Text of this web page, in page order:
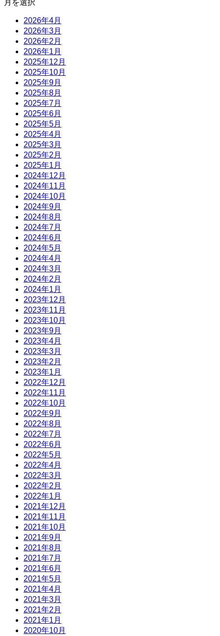
月を選択
2026年4月
2026年3月
2026年2月
2026年1月
2025年12月
2025年10月
2025年9月
2025年8月
2025年7月
2025年6月
2025年5月
2025年4月
2025年3月
2025年2月
2025年1月
2024年12月
2024年11月
2024年10月
2024年9月
2024年8月
2024年7月
2024年6月
2024年5月
2024年4月
2024年3月
2024年2月
2024年1月
2023年12月
2023年11月
2023年10月
2023年9月
2023年4月
2023年3月
2023年2月
2023年1月
2022年12月
2022年11月
2022年10月
2022年9月
2022年8月
2022年7月
2022年6月
2022年5月
2022年4月
2022年3月
2022年2月
2022年1月
2021年12月
2021年11月
2021年10月
2021年9月
2021年8月
2021年7月
2021年6月
2021年5月
2021年4月
2021年3月
2021年2月
2021年1月
2020年10月